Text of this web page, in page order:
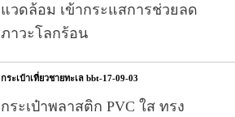
แวดล้อม เข้ากระแสการช่วยลด
ภาวะโลกร้อน
กระเป๋าเที่ยวชายทะเล bbt-17-09-03
กระเป๋าพลาสติก PVC ใส ทรง